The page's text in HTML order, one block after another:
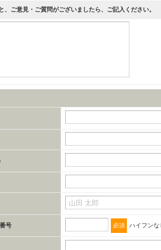
、ご意見・ご質問がございましたら、ご記入ください。
号 必須 ハイフンな